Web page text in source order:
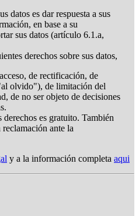
datos es dar respuesta a sus
en base a su
sus datos (artículo 6.1.a,
derechos sobre sus datos,
de rectificación, de
olvido"), de limitación del
de no ser objeto de decisiones
derechos es gratuito. También
reclamación ante la
y a la información completa aqui